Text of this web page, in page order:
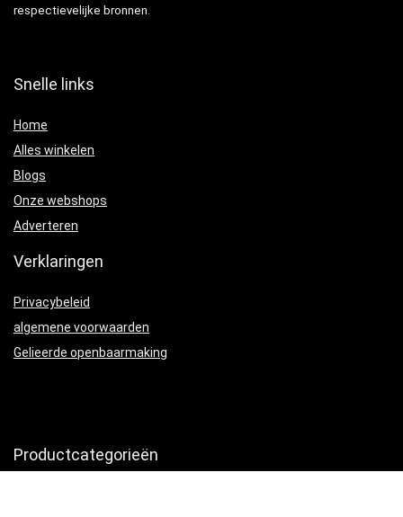
respectievelijke bronnen.
Snelle links
Home
Alles winkelen
Blogs
Onze webshops
Adverteren
Verklaringen
Privacybeleid
algemene voorwaarden
Gelieerde openbaarmaking
Productcategorieën